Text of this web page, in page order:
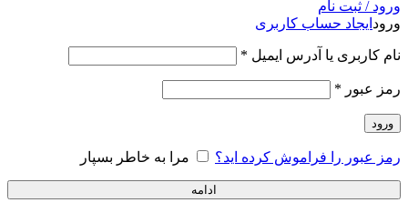
ورود / ثبت نام
ورود ایجاد حساب کاربری
نام کاربری یا آدرس ایمیل *
رمز عبور *
ورود
رمز عبور را فراموش کرده اید؟ مرا به خاطر بسپار
ادامه